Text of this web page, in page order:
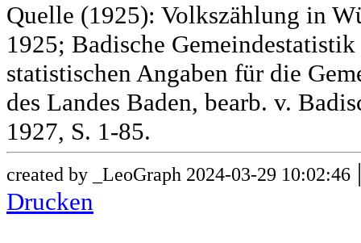
Quelle (1925): Volkszählung in
1925; Badische
statistischen Angaben für die
des Landes Baden, bearb. v.
1927, S. 1-85.
created by _LeoGraph 2024-03-29 10:02:46
Drucken